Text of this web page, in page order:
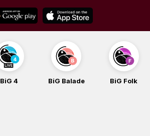
BiG 4 BiG Balade BiG Folk